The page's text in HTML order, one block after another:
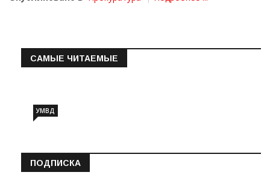
САМЫЕ ЧИТАЕМЫЕ
УМВД
ПОДПИСКА